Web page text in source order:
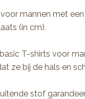
mannen met
(in cm).
T-shirts voor
ze bij de hals en
stof